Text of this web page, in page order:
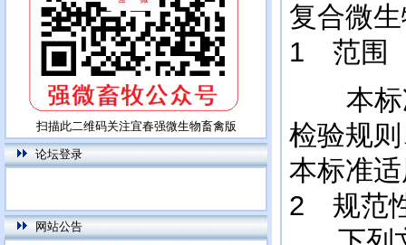
扫描此二维码关注宜春强微生物畜禽版
论坛登录
网站公告
本网站为饲用乳酸菌特别网站，专门针对高
复合微
1 范围
本标准
检验规
本标准
2 规范